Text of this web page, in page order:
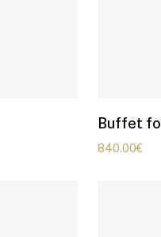
Buffet
840.00€